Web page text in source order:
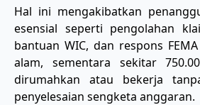
Hal ini mengakibatkan
esensial seperti pengolahan
bantuan WIC, dan respons
alam, sementara sekitar
dirumahkan atau bekerja
penyelesaian sengketa anggaran.